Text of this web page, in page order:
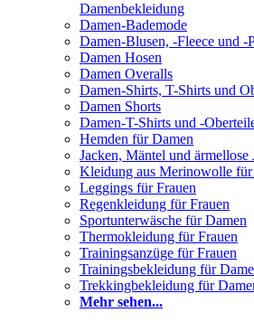
Damenbekleidung
Damen-Bademode
Damen-Blusen, -Fleece und -
Damen Hosen
Damen Overalls
Damen-Shirts, T-Shirts und
Damen Shorts
Damen-T-Shirts und -
Hemden für Damen
Jacken, Mäntel und ärmellose
Kleidung aus Merinowolle für
Leggings für Frauen
Regenkleidung für Frauen
Sportunterwäsche für Damen
Thermokleidung für Frauen
Trainingsanzüge für Frauen
Trainingsbekleidung für
Trekkingbekleidung für
Mehr sehen...